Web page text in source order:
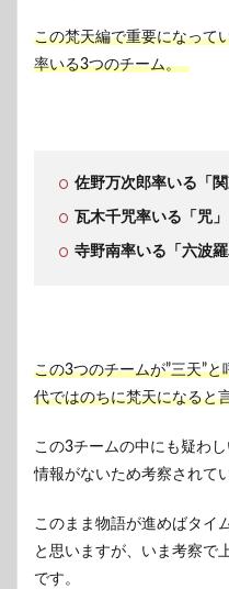
この梵天編で重要になって
率いる3つのチーム。
佐野万次郎率いる「関
瓦木千咒率いる「咒」
寺野南率いる「六波羅
この3つのチームが”三天”
代ではのちに梵天になると
この3チームの中にも疑わ
情報がないため考察されて
このまま物語が進めばタイ
と思いますが、いま考察で
です。